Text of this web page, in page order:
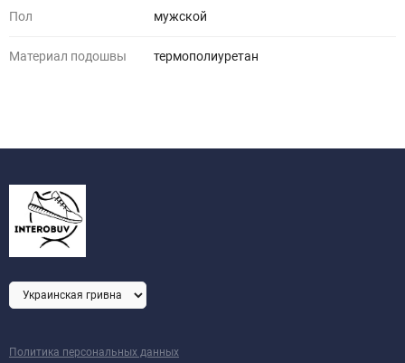
Пол мужской
Материал подошвы термополиуретан
Политика персональных данных